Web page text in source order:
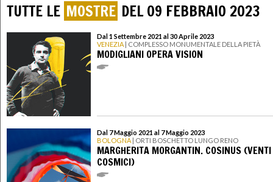
TUTTE LE MOSTRE DEL 09 FEBBRAIO 2023
Dal 1 Settembre 2021 al 30 Aprile 2023
VENEZIA | COMPLESSO MONUMENTALE DELLA PIETÀ
MODIGLIANI OPERA VISION
Dal 7 Maggio 2021 al 7 Maggio 2023
BOLOGNA | ORTI BOSCHETTO LUNGO RENO
MARGHERITA MORGANTIN. COSINUS (VENTI
COSMICI)